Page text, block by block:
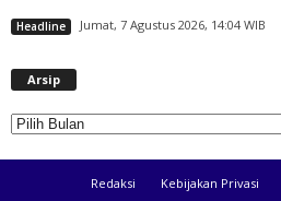
Headline Jumat, 7 Agustus 2026, 14:04 WIB
Arsip
Redaksi Kebijakan Privasi